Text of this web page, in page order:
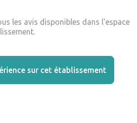
les avis disponibles dans l'espace
sur cet établissement